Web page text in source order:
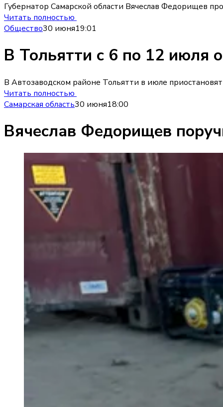
Губернатор Самарской области Вячеслав Федорищев
Читать полностью
Общество30 июня19:01
В Тольятти с 6 по 12 июля
В Автозаводском районе Тольятти в июле
Читать полностью
Самарская область30 июня18:00
Вячеслав Федорищев